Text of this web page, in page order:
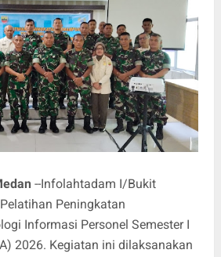
--Infolahtadam I/Bukit
Peningkatan
Informasi Personel Semester I
2026. Kegiatan ini dilaksanakan